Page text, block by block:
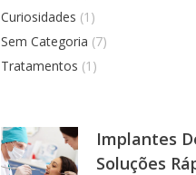
Curiosidades (1)
Sem Categoria (7)
Tratamentos (1)
Implantes
Soluções